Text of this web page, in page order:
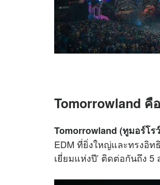
Tomorrowland คื
Tomorrowland (ทูมอร์โร
EDM ที่ยิ่งใหญ่และทรงอิท
เยี่ยมแห่งปี’ ติดต่อกันถึง 5